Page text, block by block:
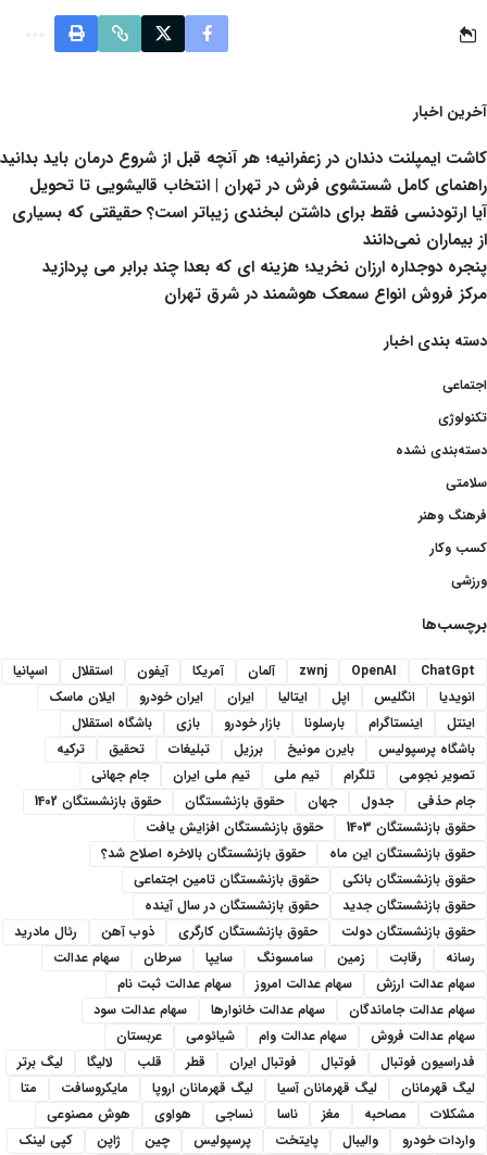
آخرین اخبار
کاشت ایمپلنت دندان در زعفرانیه؛ هر آنچه قبل از شروع درمان باید بدانید
راهنمای کامل شستشوی فرش در تهران | انتخاب قالیشویی تا تحویل
آیا ارتودنسی فقط برای داشتن لبخندی زیباتر است؟ حقیقتی که بسیاری
از بیماران نمی‌دانند
پنجره دوجداره ارزان نخرید؛ هزینه ای که بعدا چند برابر می پردازید
مرکز فروش انواع سمعک هوشمند در شرق تهران
دسته بندی اخبار
اجتماعی
تکنولوژی
دسته‌بندی نشده
سلامتی
فرهنگ وهنر
کسب وکار
ورزشی
برچسب‌ها
ChatGpt
OpenAI
zwnj آلمان آمریکا آیفون استقلال
اسپانیا
انویدیا
انگلیس اپل ایتالیا ایران ایران خودرو
ایلان ماسک
اینتل
اینستاگرام بارسلونا بازار خودرو بازی
باشگاه استقلال
باشگاه پرسپولیس
بایرن مونیخ برزیل تبلیغات تحقیق
ترکیه
تصویر نجومی
تلگرام تیم ملی تیم ملی ایران
جام جهانی
جام حذفی
جدول جهان حقوق بازنشستگان
حقوق بازنشستگان 1402
حقوق بازنشستگان 1403
حقوق بازنشستگان افزایش یافت
حقوق بازنشستگان این ماه
حقوق بازنشستگان بالاخره اصلاح شد؟
حقوق بازنشستگان بانکی
حقوق بازنشستگان تامین اجتماعی
حقوق بازنشستگان جدید
حقوق بازنشستگان در سال آینده
حقوق بازنشستگان دولت
حقوق بازنشستگان کارگری ذوب آهن
رئال مادرید
رسانه
رقابت زمین سامسونگ سایپا سرطان
سهام عدالت
سهام عدالت ارزش
سهام عدالت امروز
سهام عدالت ثبت نام
سهام عدالت جاماندگان
سهام عدالت خانوارها
سهام عدالت سود
سهام عدالت فروش
سهام عدالت وام شیائومی
عربستان
فدراسیون فوتبال
فوتبال فوتبال ایران قطر قلب لالیگا
لیگ برتر
لیگ قهرمانان
لیگ قهرمانان آسیا لیگ قهرمانان اروپا مایکروسافت
متا
مشکلات
مصاحبه مغز ناسا نساجی هواوی
هوش مصنوعی
واردات خودرو
والیبال پایتخت پرسپولیس چین ژاپن
کپی لینک